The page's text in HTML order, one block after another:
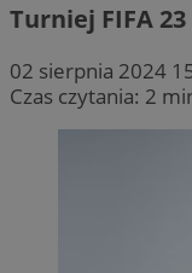
Turniej FIFA
02 sierpnia 2024
Czas czytania: 2